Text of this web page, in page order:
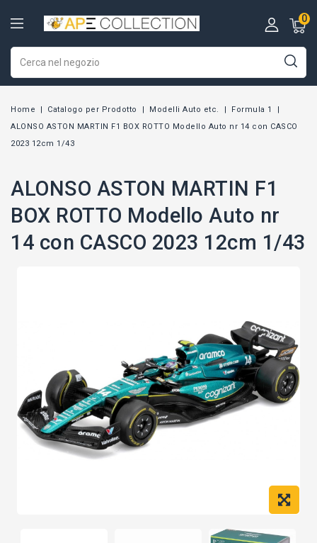
0
Home Catalogo per Prodotto Modelli Auto etc.
Formula 1
ALONSO ASTON MARTIN F1 BOX ROTTO Modello Auto nr 14 con CASCO
2023 12cm 1/43
ALONSO ASTON MARTIN F1
BOX ROTTO Modello Auto nr
14 con CASCO 2023 12cm 1/43